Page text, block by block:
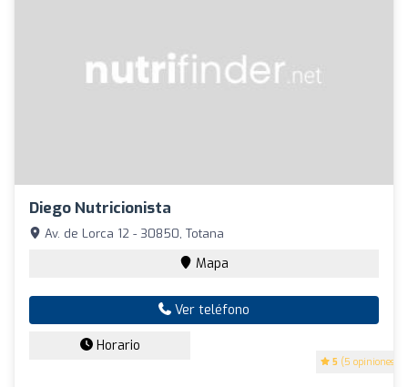
Diego Nutricionista
5 (5 opiniones)
Av. de Lorca 12 - 30850, Totana
Mapa
Ver teléfono
Horario